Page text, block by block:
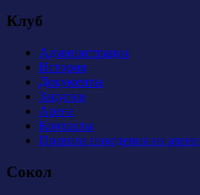
Клуб
Администрация
История
Документы
Закупки
Арена
Контакты
Правила поведения на арене
Сокол